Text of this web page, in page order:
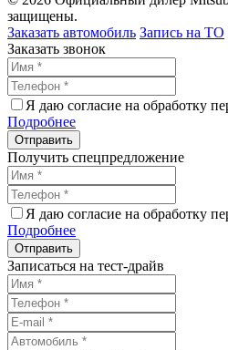
защищены.
Заказать автомобиль Запись на ТО
Заказать звонок
Я даю согласие на обработку
Подробнее
Получить спецпредложение
Я даю согласие на обработку
Подробнее
Записаться на тест-драйв